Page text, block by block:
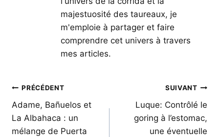
majestuosité des taureaux, je
m'emploie à partager et faire
comprendre cet univers à travers
mes articles.
Navigation
de
l’article
PRÉCÉDENT
Adame, Bañuelos et
La Albahaca : un
mélange de Puerta
SUIVANT
Luque: Contrôlé le
goring à l’estomac,
une éventuelle